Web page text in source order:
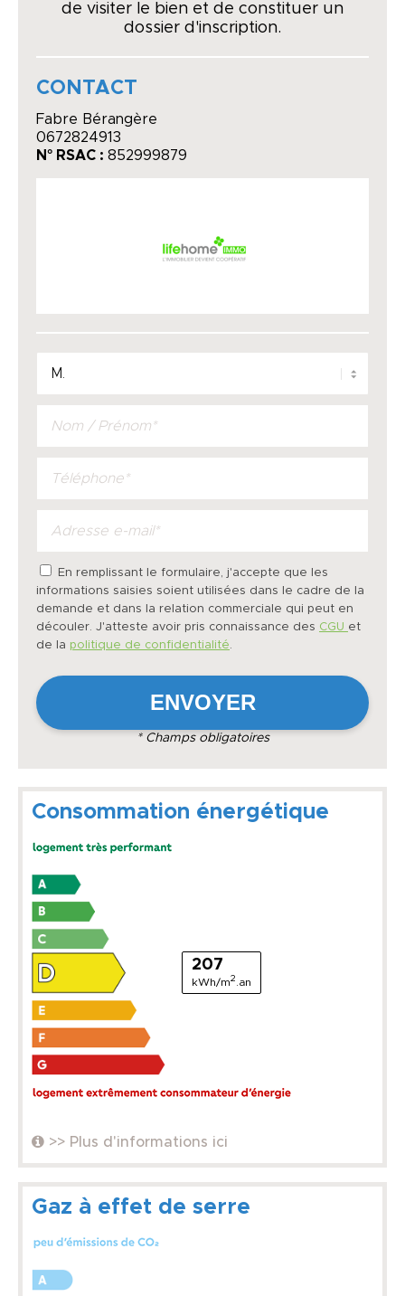
de visiter le bien et de constituer un
dossier d'inscription.
CONTACT
Fabre Bérangère
0672824913
N° RSAC : 852999879
En remplissant le formulaire, j'accepte que les
informations saisies soient utilisées dans le cadre de la
demande et dans la relation commerciale qui peut en
découler. J'atteste avoir pris connaissance des CGU et
de la politique de confidentialité.
* Champs obligatoires
Consommation énergétique
207
kWh/m2 .an
>> Plus d'informations ici
Gaz à effet de serre